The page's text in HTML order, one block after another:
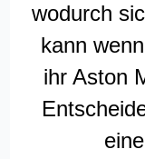
wodurch
kann
ihr Aston